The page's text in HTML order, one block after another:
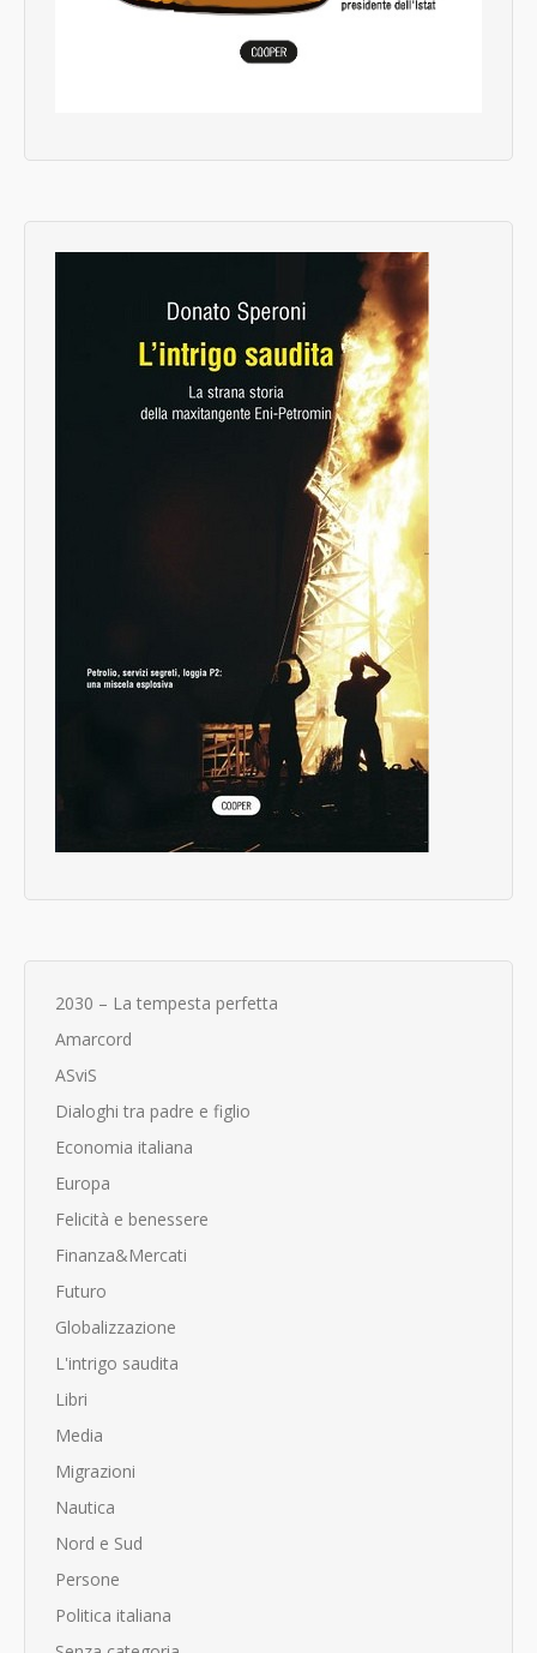
2030 – La tempesta perfetta
Amarcord
ASviS
Dialoghi tra padre e figlio
Economia italiana
Europa
Felicità e benessere
Finanza&Mercati
Futuro
Globalizzazione
L'intrigo saudita
Libri
Media
Migrazioni
Nautica
Nord e Sud
Persone
Politica italiana